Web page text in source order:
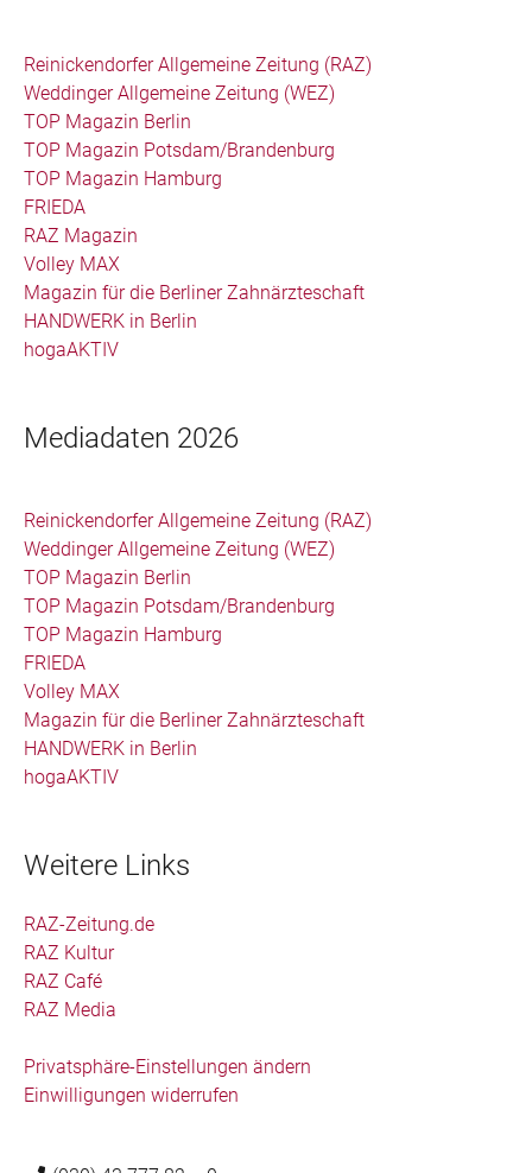
Reinickendorfer Allgemeine Zeitung (RAZ)
Weddinger Allgemeine Zeitung (WEZ)
TOP Magazin Berlin
TOP Magazin Potsdam/Brandenburg
TOP Magazin Hamburg
FRIEDA
RAZ Magazin
Volley MAX
Magazin für die Berliner Zahnärzteschaft
HANDWERK in Berlin
hogaAKTIV
Mediadaten 2026
Reinickendorfer Allgemeine Zeitung (RAZ)
Weddinger Allgemeine Zeitung (WEZ)
TOP Magazin Berlin
TOP Magazin Potsdam/Brandenburg
TOP Magazin Hamburg
FRIEDA
Volley MAX
Magazin für die Berliner Zahnärzteschaft
HANDWERK in Berlin
hogaAKTIV
Weitere Links
RAZ-Zeitung.de
RAZ Kultur
RAZ Café
RAZ Media
Privatsphäre-Einstellungen ändern
Einwilligungen widerrufen